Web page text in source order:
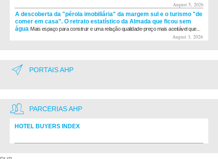
August 5, 2026
A descoberta da "pérola imobiliária" da margem sul e o turismo "de
comer em casa". O retrato estatístico da Almada que ficou sem
água Mais espaço para construir e uma relação qualidade-preço mais aceitável que...
August 3, 2026
PORTAIS AHP
PARCERIAS AHP
HOTEL BUYERS INDEX